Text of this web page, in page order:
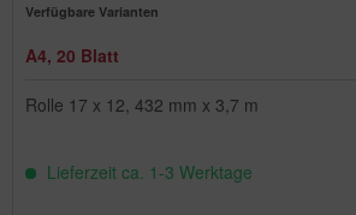
Verfügbare Varianten
A4, 20 Blatt
Rolle 17 x 12, 432 mm x 3,7 m
Lieferzeit ca. 1-3 Werktage